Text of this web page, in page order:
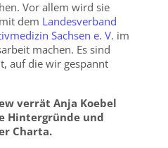
Vor allem wird sie
dem Landesverband
Sachsen e. V. im
machen. Es sind
auf die wir gespannt
verrät Anja Koebel
Hintergründe und
Charta.